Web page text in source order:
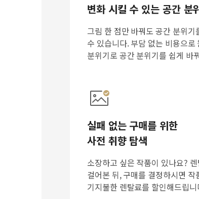
변화 시킬 수 있는 공간 분
그림 한 점만 바꿔도 공간 분위기
수 있습니다. 부담 없는 비용으로
분위기로 공간 분위기를 쉽게 바
실패 없는 구매를 위한
사전 취향 탐색
소장하고 싶은 작품이 있나요?
걸어본 뒤, 구매를 결정하시면 작
기지불한 렌탈료를 할인해드립니